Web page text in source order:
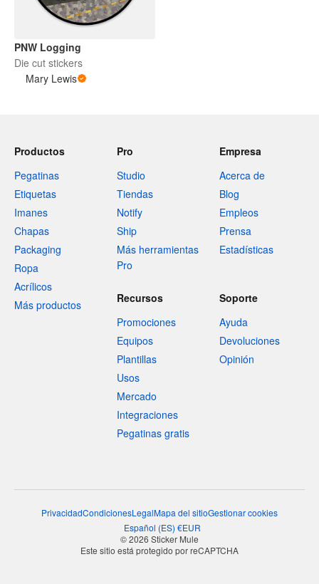
PNW Logging
Die cut stickers
Mary Lewis
Productos
Pegatinas
Etiquetas
Imanes
Chapas
Packaging
Ropa
Acrílicos
Más productos
Pro
Studio
Tiendas
Notify
Ship
Más herramientas
Pro
Empresa
Acerca de
Blog
Empleos
Prensa
Estadísticas
Recursos
Promociones
Equipos
Plantillas
Usos
Mercado
Integraciones
Pegatinas gratis
Soporte
Ayuda
Devoluciones
Opinión
PrivacidadCondicionesLegalMapa del sitioGestionar cookies
Español (ES) €EUR
© 2026 Sticker Mule
Este sitio está protegido por reCAPTCHA